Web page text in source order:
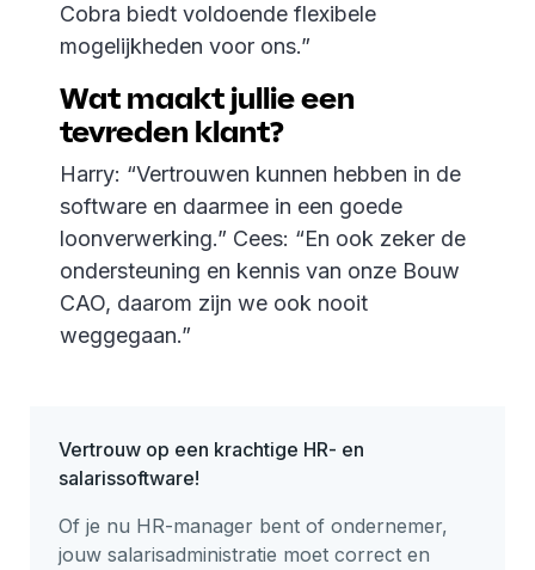
Cobra biedt voldoende flexibele
mogelijkheden voor ons.”
Wat maakt jullie een
tevreden klant?
Harry: “Vertrouwen kunnen hebben in de
software en daarmee in een goede
loonverwerking.” Cees: “En ook zeker de
ondersteuning en kennis van onze Bouw
CAO, daarom zijn we ook nooit
weggegaan.”
Vertrouw op een krachtige HR- en
salarissoftware!
Of je nu HR-manager bent of ondernemer,
jouw salarisadministratie moet correct en